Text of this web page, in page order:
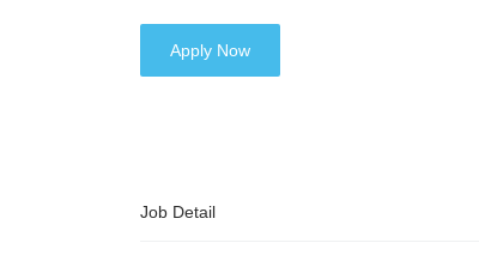
Apply Now
Job Detail